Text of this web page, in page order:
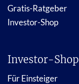
Gratis-Ratgeber
Investor-Shop
Investor-Shop
Für Einsteiger